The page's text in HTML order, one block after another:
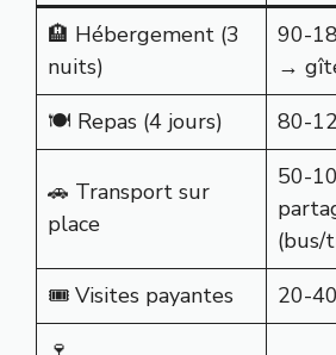
🏨 Hébergement (3
nuits)
90-
→
🍽️ Repas (4 jours)
80-
🚗 Transport sur
place
50-
(bus/
🎟️ Visites payantes
20-